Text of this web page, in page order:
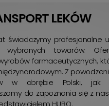
LEKÓW
świadczymy profesjonalne
wybranych towarów.
farmaceutycznych,
Z
w obrębie Polski,
do zapoznania się z
HUBO.